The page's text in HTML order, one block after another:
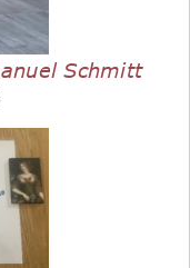
Schmitt